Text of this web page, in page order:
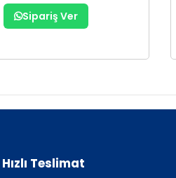
Sipariş Ver
Hızlı Teslimat